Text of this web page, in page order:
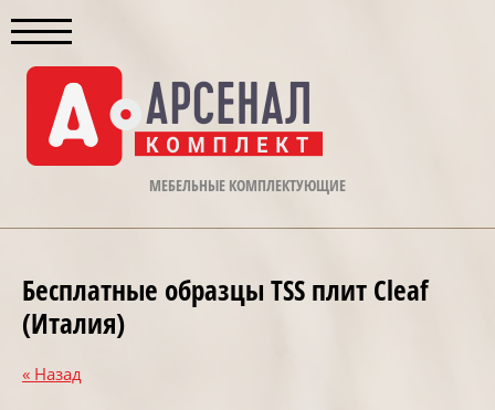
МЕБЕЛЬНЫЕ КОМПЛЕКТУЮЩИЕ
Бесплатные образцы TSS плит Cleaf
(Италия)
« Назад